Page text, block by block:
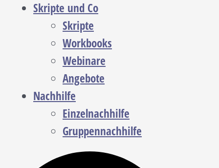
Skripte und Co
Skripte
Workbooks
Webinare
Angebote
Nachhilfe
Einzelnachhilfe
Gruppennachhilfe